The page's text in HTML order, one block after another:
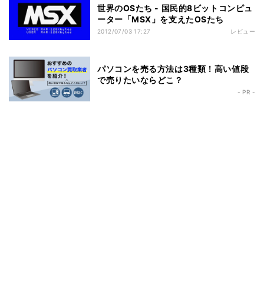
世界のOSたち - 国民的8ビットコンピュ
ーター「MSX」を支えたOSたち
2012/07/03 17:27 レビュー
パソコンを売る方法は3種類！高い値段
で売りたいならどこ？
- PR -